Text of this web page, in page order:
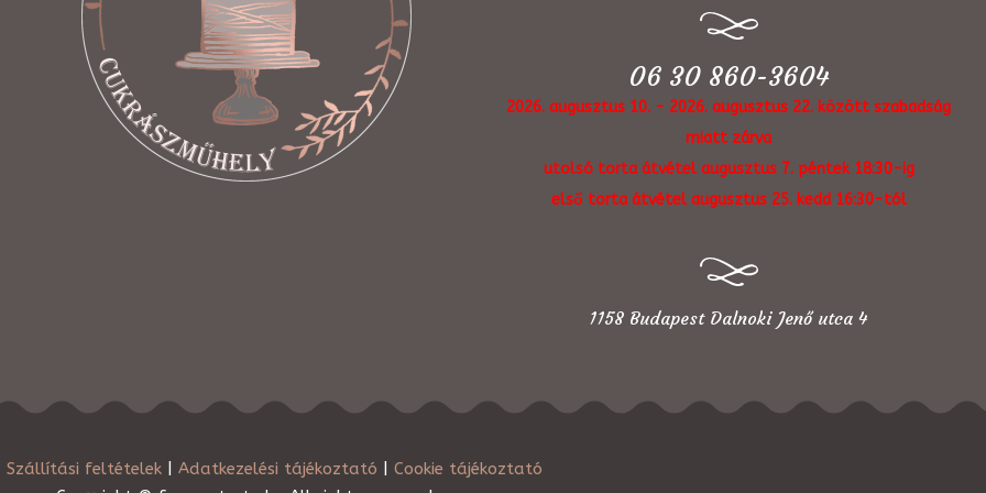
06 30 860-3604
2026. augusztus 10. - 2026. augusztus 22. között szabadság
miatt zárva
utolsó torta átvétel augusztus 7. péntek 18:30-ig
első torta átvétel augusztus 25. kedd 16:30-tól
1158 Budapest Dalnoki Jenő utca 4
Szállítási feltételek| Adatkezelési tájékoztató
Cookie tájékoztató